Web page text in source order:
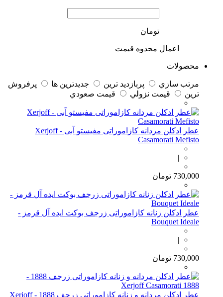
تومان
اعمال محدوه قیمت
محصولات
مرتب سازي پربازديد ترين جديدترين ها
پرفروش
ترين
قيمت نزولي قيمت صعودي
عطر ادکلن مردانه کازاموراتی مفیستو آبی - Xerjoff
Casamorati Mefisto
|
730,000 تومان
عطر ادکلن زنانه کازاموراتی زرجف بوکت ایده آل قرمز -
Bouquet Ideale
|
730,000 تومان
عطر ادکلن مردانه و زنانه کازاموراتی زرجف 1888 - Xerjoff